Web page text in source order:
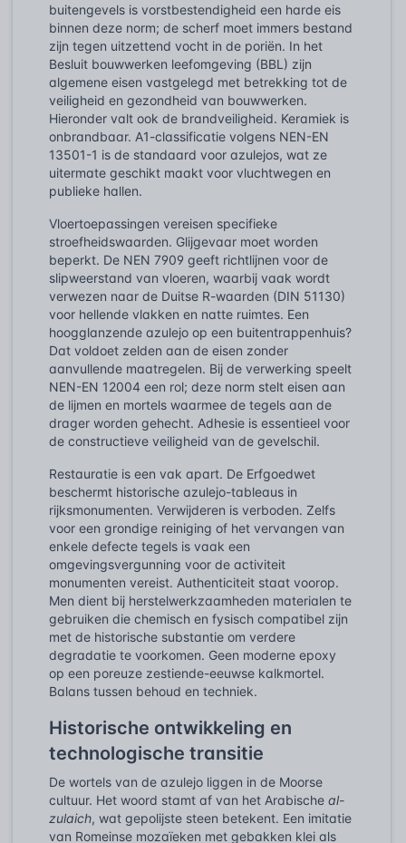
buitengevels is vorstbestendigheid een harde eis
binnen deze norm; de scherf moet immers bestand
zijn tegen uitzettend vocht in de poriën. In het
Besluit bouwwerken leefomgeving (BBL) zijn
algemene eisen vastgelegd met betrekking tot de
veiligheid en gezondheid van bouwwerken.
Hieronder valt ook de brandveiligheid. Keramiek is
onbrandbaar. A1-classificatie volgens NEN-EN
13501-1 is de standaard voor azulejos, wat ze
uitermate geschikt maakt voor vluchtwegen en
publieke hallen.
Vloertoepassingen vereisen specifieke
stroefheidswaarden. Glijgevaar moet worden
beperkt. De NEN 7909 geeft richtlijnen voor de
slipweerstand van vloeren, waarbij vaak wordt
verwezen naar de Duitse R-waarden (DIN 51130)
voor hellende vlakken en natte ruimtes. Een
hoogglanzende azulejo op een buitentrappenhuis?
Dat voldoet zelden aan de eisen zonder
aanvullende maatregelen. Bij de verwerking speelt
NEN-EN 12004 een rol; deze norm stelt eisen aan
de lijmen en mortels waarmee de tegels aan de
drager worden gehecht. Adhesie is essentieel voor
de constructieve veiligheid van de gevelschil.
Restauratie is een vak apart. De Erfgoedwet
beschermt historische azulejo-tableaus in
rijksmonumenten. Verwijderen is verboden. Zelfs
voor een grondige reiniging of het vervangen van
enkele defecte tegels is vaak een
omgevingsvergunning voor de activiteit
monumenten vereist. Authenticiteit staat voorop.
Men dient bij herstelwerkzaamheden materialen te
gebruiken die chemisch en fysisch compatibel zijn
met de historische substantie om verdere
degradatie te voorkomen. Geen moderne epoxy
op een poreuze zestiende-eeuwse kalkmortel.
Balans tussen behoud en techniek.
Historische ontwikkeling en
technologische transitie
De wortels van de azulejo liggen in de Moorse
cultuur. Het woord stamt af van het Arabische al-
zulaich, wat gepolijste steen betekent. Een imitatie
van Romeinse mozaïeken met gebakken klei als